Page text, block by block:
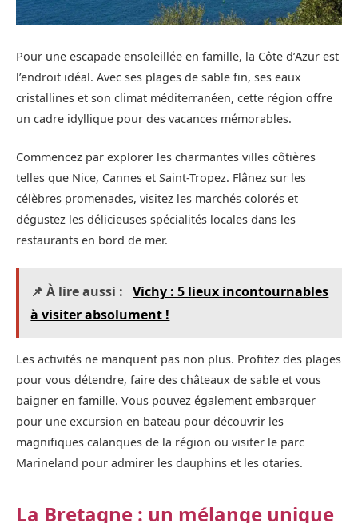
Pour une escapade ensoleillée en famille, la Côte d’Azur est
l’endroit idéal. Avec ses plages de sable fin, ses eaux
cristallines et son climat méditerranéen, cette région offre
un cadre idyllique pour des vacances mémorables.
Commencez par explorer les charmantes villes côtières
telles que Nice, Cannes et Saint-Tropez. Flânez sur les
célèbres promenades, visitez les marchés colorés et
dégustez les délicieuses spécialités locales dans les
restaurants en bord de mer.
📌 À lire aussi :
Vichy : 5 lieux incontournables
à visiter absolument !
Les activités ne manquent pas non plus. Profitez des plages
pour vous détendre, faire des châteaux de sable et vous
baigner en famille. Vous pouvez également embarquer
pour une excursion en bateau pour découvrir les
magnifiques calanques de la région ou visiter le parc
Marineland pour admirer les dauphins et les otaries.
La Bretagne : un mélange unique